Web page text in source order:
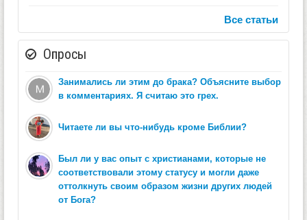
Все статьи
Опросы
Занимались ли этим до брака? Объясните выбор
в комментариях. Я считаю это грех.
Читаете ли вы что-нибудь кроме Библии?
Был ли у вас опыт с христианами, которые не
соответствовали этому статусу и могли даже
оттолкнуть своим образом жизни других людей
от Бога?